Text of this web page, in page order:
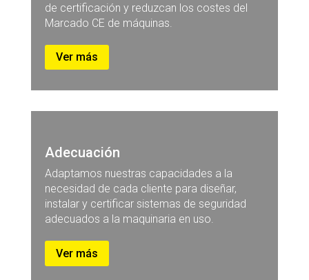
de certificación y reduzcan los costes del
Marcado CE de máquinas.
Ver más
Adecuación
Adaptamos nuestras capacidades a la
necesidad de cada cliente para diseñar,
instalar y certificar sistemas de seguridad
adecuados a la maquinaria en uso.
Ver más